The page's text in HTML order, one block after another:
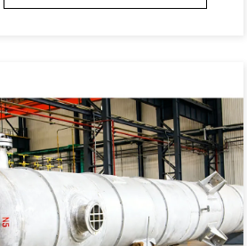
— не в брошюрах Что даёт на